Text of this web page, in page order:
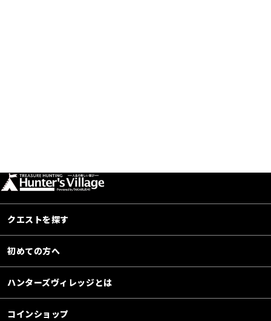
クエストを探す
初めての方へ
ハンターズヴィレッジとは
コインショップ